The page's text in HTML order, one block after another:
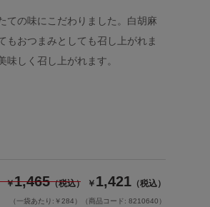
ての味にこだわりました。白胡麻
もおつまみとしても召し上がれま
しく召し上がれます。
￥1,465（税込） ￥ 1,421 （税込）
（一袋あたり:￥284） （商品コード: 8210640）